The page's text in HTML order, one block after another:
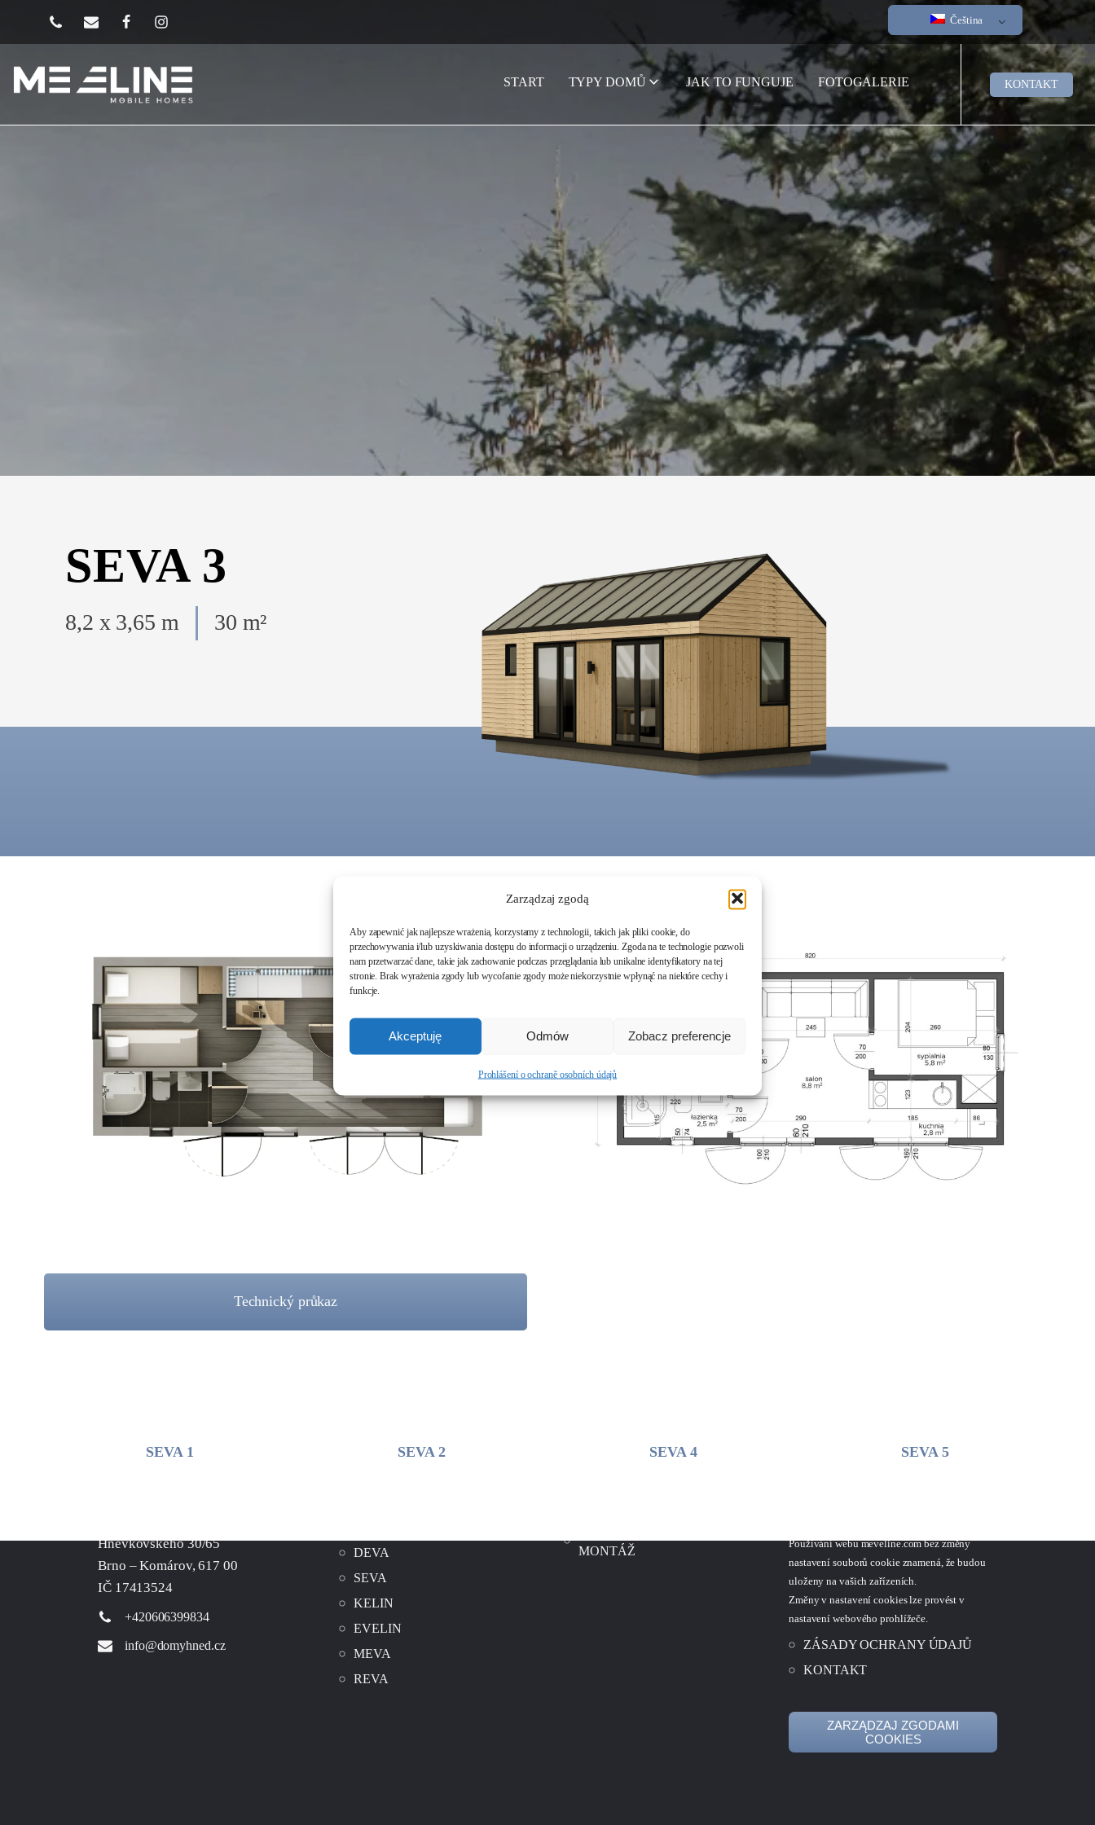
Zarządzaj zgodą
Aby zapewnić jak najlepsze wrażenia, korzystamy z technologii, takich jak pliki cookie, do
przechowywania i/lub uzyskiwania dostępu do informacji o urządzeniu. Zgoda na te technologie pozwoli
nam przetwarzać dane, takie jak zachowanie podczas przeglądania lub unikalne identyfikatory na tej
stronie. Brak wyrażenia zgody lub wycofanie zgody może niekorzystnie wpłynąć na niektóre cechy i
funkcje.
Akceptuję Odmów Zobacz preferencje
Prohlášení o ochraně osobních údajů
Čeština
START
STRONA GŁÓWNA
TYPY DOMŮ JAK TO FUNGUJE FOTOGALERIE KONTAKT
SEVA 3
8,2 x 3,65 m 30 m²
Technický průkaz
SEVA 1 SEVA 2 SEVA 4 SEVA 5
Hněvkovského 30/65
Brno – Komárov, 617 00
IČ 17413524
+420606399834
info@domyhned.cz
DEVA
SEVA
KELIN
EVELIN
MEVA
REVA
MONTÁŽ
Používání webu meveline.com bez změny
nastavení souborů cookie znamená, že budou
uloženy na vašich zařízeních.
Změny v nastavení cookies lze provést v
nastavení webového prohlížeče.
ZÁSADY OCHRANY ÚDAJŮ
KONTAKT
ZARZĄDZAJ ZGODAMI
COOKIES